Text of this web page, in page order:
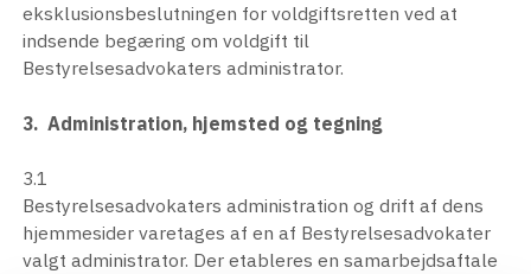
eksklusionsbeslutningen for voldgiftsretten ved at
indsende begæring om voldgift til
Bestyrelsesadvokaters administrator.
3. Administration, hjemsted og tegning
3.1
Bestyrelsesadvokaters administration og drift af dens
hjemmesider varetages af en af Bestyrelsesadvokater
valgt administrator. Der etableres en samarbejdsaftale